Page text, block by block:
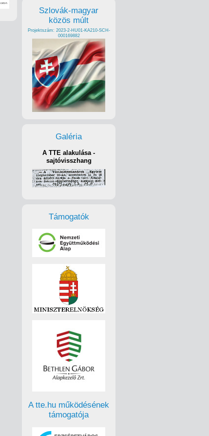
Szlovák-magyar
közös múlt
Projektszám: 2023-2-HU01-KA210-SCH-
000169882
Galéria
A TTE alakulása -
sajtóvisszhang
Támogatók
A tte.hu működésének
támogatója